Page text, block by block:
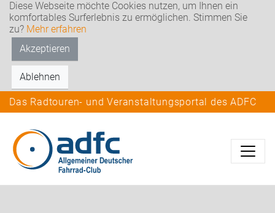
Diese Webseite möchte Cookies nutzen, um Ihnen ein
komfortables Surferlebnis zu ermöglichen. Stimmen Sie
zu? Mehr erfahren
Akzeptieren
Ablehnen
Das Radtouren- und Veranstaltungsportal des ADFC